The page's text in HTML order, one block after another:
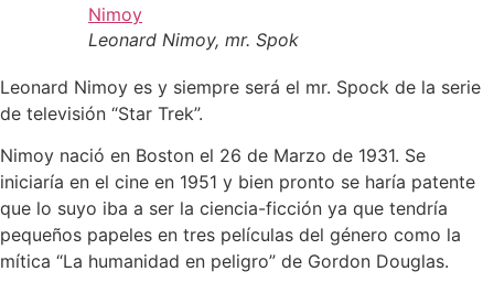
Leonard Nimoy, mr. Spok
Leonard Nimoy es y siempre será el mr. Spock de la serie
de televisión “Star Trek”.
Nimoy nació en Boston el 26 de Marzo de 1931. Se
iniciaría en el cine en 1951 y bien pronto se haría patente
que lo suyo iba a ser la ciencia-ficción ya que tendría
pequeños papeles en tres películas del género como la
mítica “La humanidad en peligro” de Gordon Douglas.